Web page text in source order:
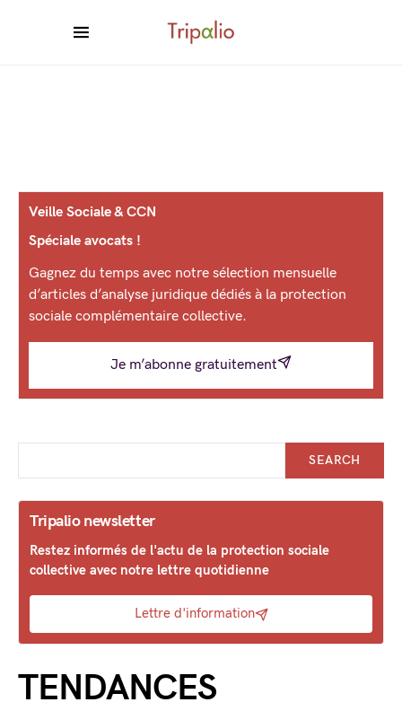
Veille Sociale & CCN
Spéciale avocats !
Gagnez du temps avec notre sélection mensuelle
d’articles d’analyse juridique dédiés à la protection
sociale complémentaire collective.
Je m’abonne gratuitement
SEARCH
Tripalio newsletter
Restez informés de l'actu de la protection sociale
collective avec notre lettre quotidienne
Lettre d'information
TENDANCES